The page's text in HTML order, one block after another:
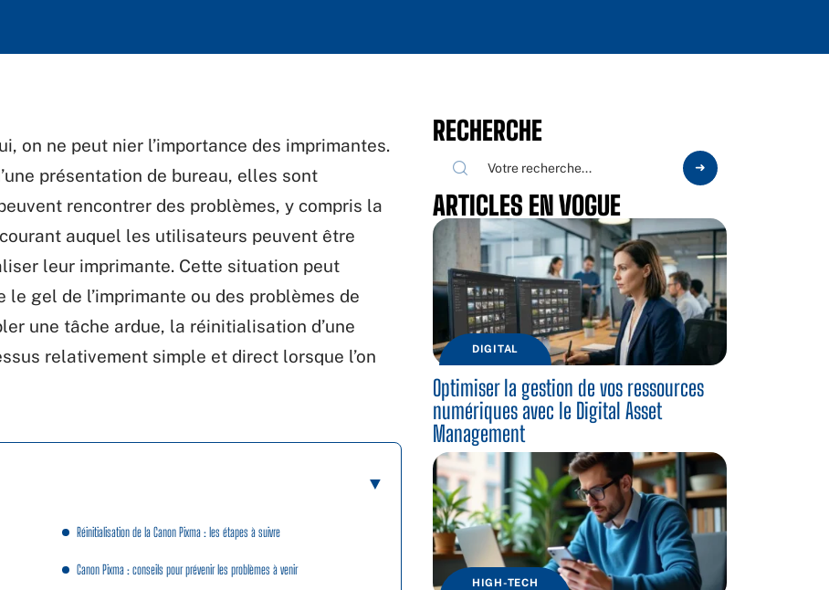
on ne peut nier l’importance des imprimantes.
présentation de bureau, elles sont
rencontrer des problèmes, y compris la
auquel les utilisateurs peuvent être
leur imprimante. Cette situation peut
gel de l’imprimante ou des problèmes de
une tâche ardue, la réinitialisation d’une
relativement simple et direct lorsque l’on
Réinitialisation de la Canon Pixma : les étapes à suivre
Canon Pixma : conseils pour prévenir les problèmes à venir
RECHERCHE
ARTICLES EN VOGUE
DIGITAL
Optimiser la gestion de vos ressources
numériques avec le Digital Asset
Management
HIGH-TECH